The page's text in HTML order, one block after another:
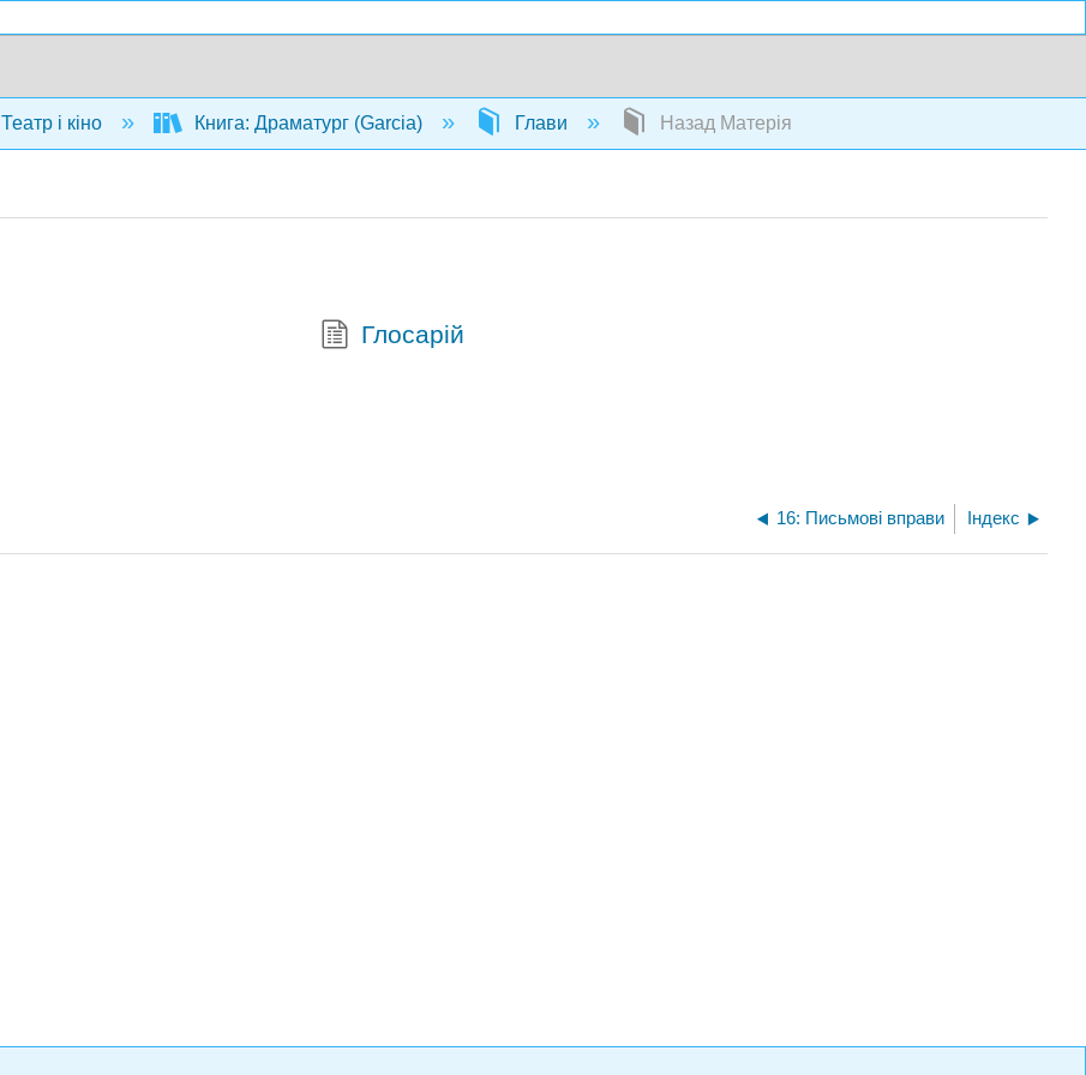
Театр і кіно Книга: Драматург (Garcia) Глави Назад Матерія
Глосарій
16: Письмові вправи Індекс